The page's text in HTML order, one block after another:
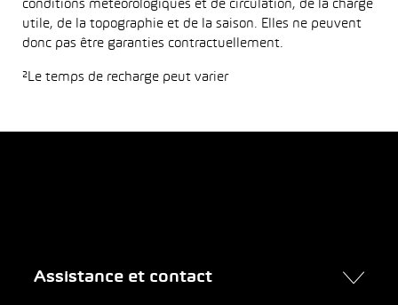
conditions météorologiques et de circulation, de la charge
utile, de la topographie et de la saison. Elles ne peuvent
donc pas être garanties contractuellement.
²Le temps de recharge peut varier
Assistance et contact